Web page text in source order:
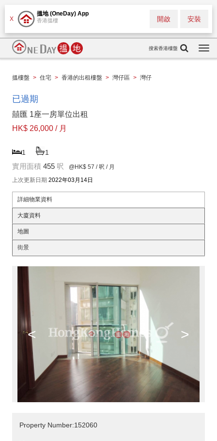
X
搵地 (OneDay) App
香港搵樓 安裝
開啟
搜索香港樓盤
搵樓盤 > 住宅 > 香港的出租樓盤 > 灣仔區 > 灣仔
已過期
囍匯 1座一房單位出租
HK$ 26,000 / 月
1 1
實用面積 455 呎 @HK$ 57 / 呎 / 月
上次更新日期 2022年03月14日
詳細物業資料
大廈資料
地圖
街景
< >
Property Number:152060